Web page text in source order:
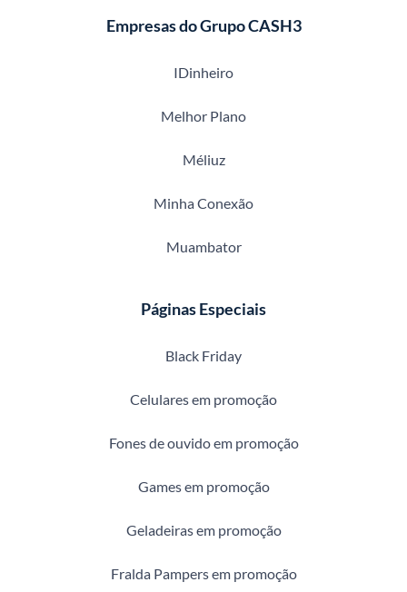
Empresas do Grupo CASH3
IDinheiro
Melhor Plano
Méliuz
Minha Conexão
Muambator
Páginas Especiais
Black Friday
Celulares em promoção
Fones de ouvido em promoção
Games em promoção
Geladeiras em promoção
Fralda Pampers em promoção